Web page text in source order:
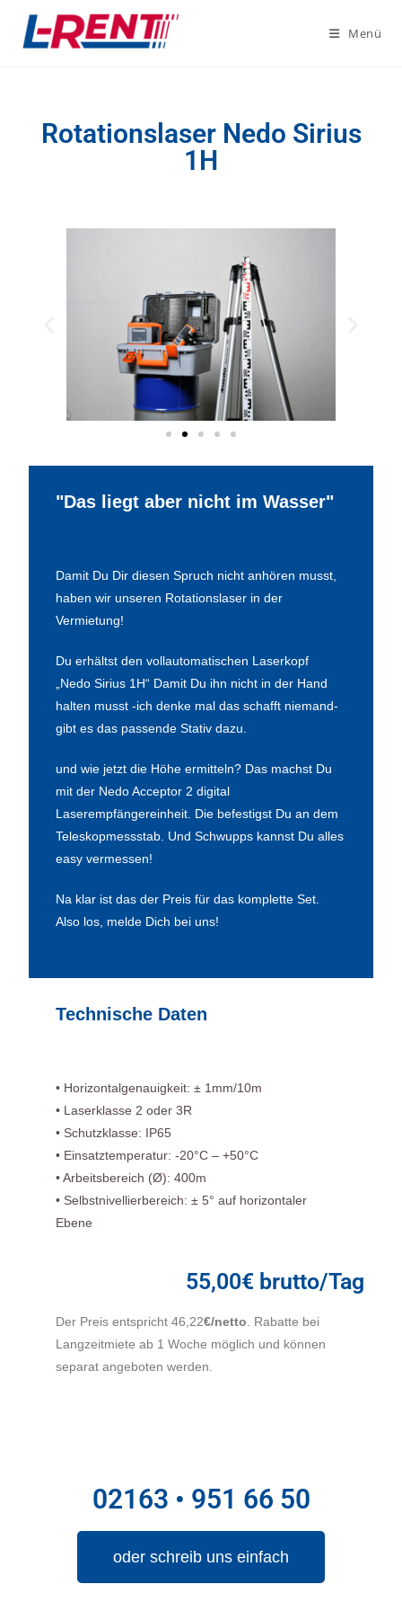
Menü
Rotationslaser Nedo Sirius
1H
"Das liegt aber nicht im Wasser"
Damit Du Dir diesen Spruch nicht anhören musst,
haben wir unseren Rotationslaser in der
Vermietung!
Du erhältst den vollautomatischen Laserkopf
„Nedo Sirius 1H“ Damit Du ihn nicht in der Hand
halten musst -ich denke mal das schafft niemand-
gibt es das passende Stativ dazu.
und wie jetzt die Höhe ermitteln? Das machst Du
mit der Nedo Acceptor 2 digital
Laserempfängereinheit. Die befestigst Du an dem
Teleskopmessstab. Und Schwupps kannst Du alles
easy vermessen!
Na klar ist das der Preis für das komplette Set.
Also los, melde Dich bei uns!
Technische Daten
• Horizontalgenauigkeit: ± 1mm/10m
• Laserklasse 2 oder 3R
• Schutzklasse: IP65
• Einsatztemperatur: -20°C – +50°C
• Arbeitsbereich (Ø): 400m
• Selbstnivellierbereich: ± 5° auf horizontaler
Ebene
55,00€ brutto/Tag
Der Preis entspricht 46,22€/netto . Rabatte bei
Langzeitmiete ab 1 Woche möglich und können
separat angeboten werden.
02163 • 951 66 50
oder schreib uns einfach